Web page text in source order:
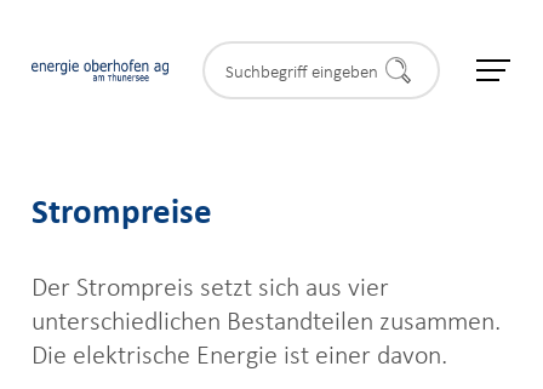
Privatkunden
Geschäftskunden
Partner & Gemeinden
Strompreise
Der Strompreis setzt sich aus vier
unterschiedlichen Bestandteilen zusammen.
Die elektrische Energie ist einer davon.